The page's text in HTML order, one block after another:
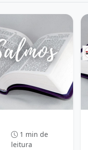
1 min de
leitura